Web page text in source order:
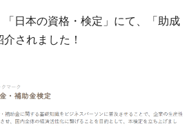
日本の資格・検定」にて、「助成
されました！